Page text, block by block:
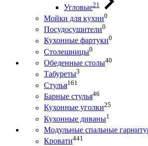
Угловые21
Мойки для кухни0
Посудосушители0
Кухонные фартуки0
Столешницы0
Обеденные столы40
Табуреты3
Стулья161
Барные стулья46
Кухонные уголки25
Кухонные диваны1
Модульные спальные
Кровати441